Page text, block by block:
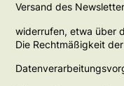
Versand des
widerrufen, etwa über
Die Rechtmäßigkeit